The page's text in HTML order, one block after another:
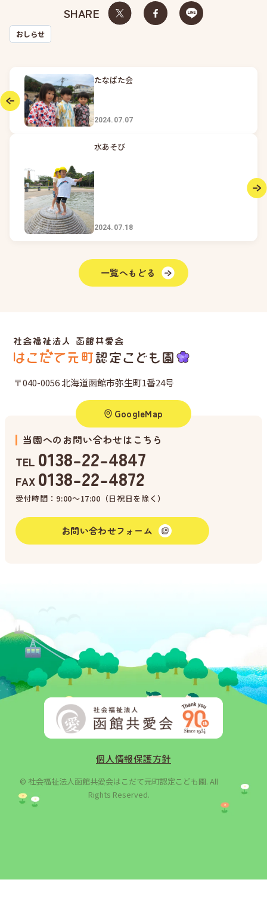
おしらせ
SHARE
たなばた会
2024.07.07
水あそび
2024.07.18
一覧へもどる
〒040-0056 北海道函館市弥生町1番24号
GoogleMap
当園へのお問い合わせはこちら
TEL 0138-22-4847
FAX 0138-22-4872
受付時間：9:00〜17:00（日祝日を除く）
お問い合わせフォーム
個人情報保護方針
© 社会福祉法人函館共愛会はこだて元町認定こども園. All
Rights Reserved.